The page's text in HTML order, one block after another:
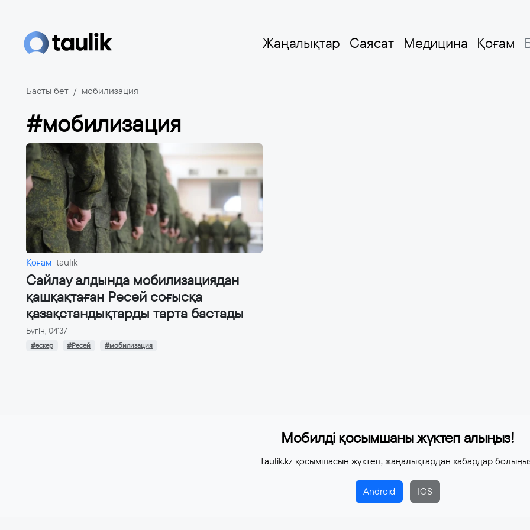
Жаңалықтар Саясат Медицина Қоғам
Басты бет мобилизация
#мобилизация
Қоғам taulik
Сайлау алдында мобилизациядан
қашқақтаған Ресей соғысқа
қазақстандықтарды тарта бастады
Бүгін, 04:37
#әскер #Ресей #мобилизация
Мобилді қосымшаны жүктеп алыңыз!
Taulik.kz қосымшасын жүктеп, жаңалықтардан хабардар
Android IOS